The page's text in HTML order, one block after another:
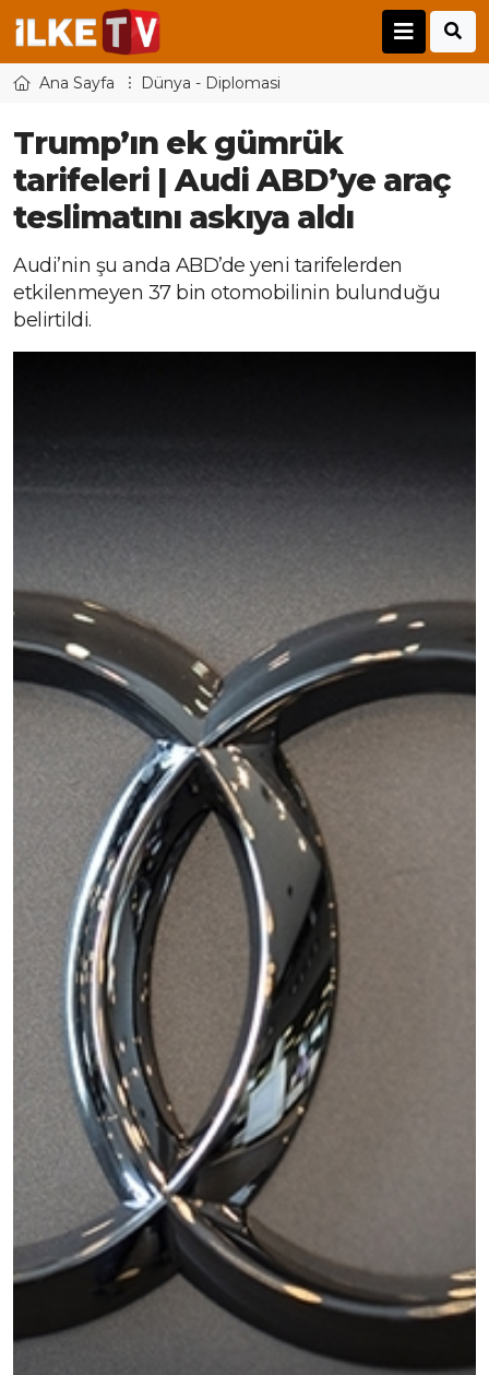
Ana Sayfa Dünya - Diplomasi
Trump’ın ek gümrük
tarifeleri | Audi ABD’ye araç
teslimatını askıya aldı
Audi’nin şu anda ABD’de yeni tarifelerden
etkilenmeyen 37 bin otomobilinin bulunduğu
belirtildi.